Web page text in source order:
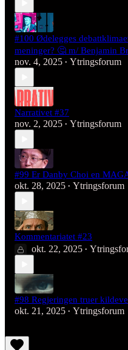
#100 Ødelegges
meninger? 🤔 m/ Benjamin
nov. 4, 2025 • Ytringsforum
Narrativet #37
nov. 2, 2025 • Ytringsforum
#99 Er Danby Choi en
okt. 28, 2025 • Ytringsforum
Kommentariatet #23
okt. 22, 2025 •
#98 Regjeringen truer
okt. 21, 2025 • Ytringsforum